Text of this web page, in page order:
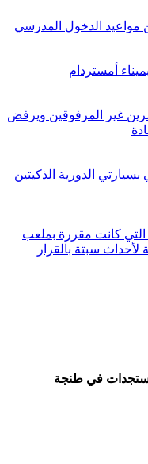
مواعيد الدخول المدرسي
غير المرفوقين ويرفض
الدورية الذكيتين
التي كانت مقررة بملعب
سبتة بالقرار
في طنجة